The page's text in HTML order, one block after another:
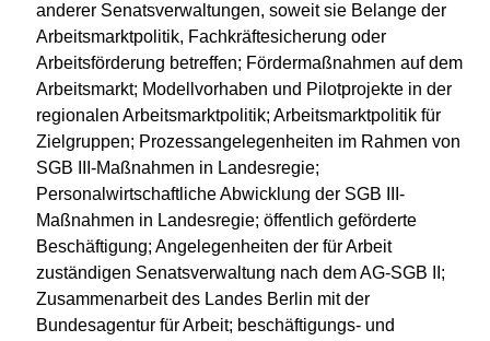
anderer Senatsverwaltungen, soweit sie Belange der
Arbeitsmarktpolitik, Fachkräftesicherung oder
Arbeitsförderung betreffen; Fördermaßnahmen auf dem
Arbeitsmarkt; Modellvorhaben und Pilotprojekte in der
regionalen Arbeitsmarktpolitik; Arbeitsmarktpolitik für
Zielgruppen; Prozessangelegenheiten im Rahmen von
SGB III-Maßnahmen in Landesregie;
Personalwirtschaftliche Abwicklung der SGB III-
Maßnahmen in Landesregie; öffentlich geförderte
Beschäftigung; Angelegenheiten der für Arbeit
zuständigen Senatsverwaltung nach dem AG-SGB II;
Zusammenarbeit des Landes Berlin mit der
Bundesagentur für Arbeit; beschäftigungs- und